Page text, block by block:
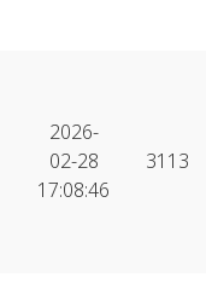
2026-
02-28
17:08:46
3113